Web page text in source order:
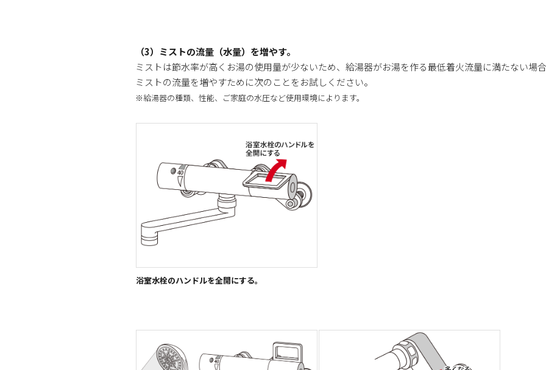
（3）ミストの流量（水量）を増やす。
ミストは節水率が高くお湯の使用量が少ないため、給湯器がお湯を作る最低着火流量に満たない場合
ミストの流量を増やすために次のことをお試しください。
※給湯器の種類、性能、ご家庭の水圧など使用環境によります。
浴室水栓のハンドルを全開にする。